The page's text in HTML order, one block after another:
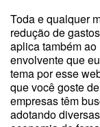
Toda e qualquer
redução de
aplica também
envolvente que
tema por esse
que você goste
empresas têm
adotando